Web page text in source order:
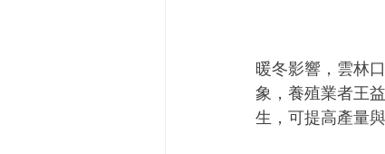
暖冬影響，雲林
象，養殖業者王
生，可提高產量